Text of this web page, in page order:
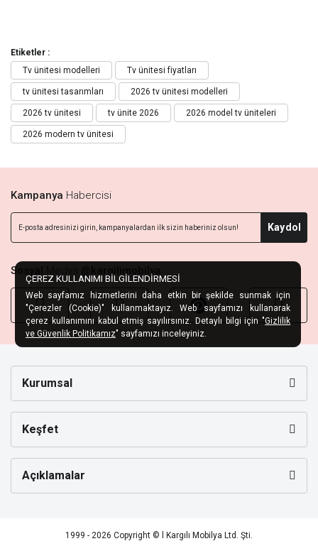
Etiketler :
Tv ünitesi modelleri
Tv ünitesi fiyatları
tv ünitesi tasarımları 2026 tv ünitesi modelleri
2026 tv ünitesi tv ünite 2026 2026 model tv üniteleri
2026 modern tv ünitesi
Kampanya Habercisi
Kaydol
Sosyal @kargilimobilya
Kurumsal
Keşfet
Açıklamalar
1999 - 2026 Copyright © l Kargılı Mobilya Ltd. Şti.
ÇEREZ KULLANIMI BİLGİLENDİRMESİ
Web sayfamız hizmetlerini daha etkin bir şekilde sunmak için
"Çerezler (Cookie)" kullanmaktayız. Web sayfamızı kullanarak
çerez kullanımını kabul etmiş sayılırsınız. Detaylı bilgi için "Gizlilik
ve Güvenlik Politikamız" sayfamızı inceleyiniz.